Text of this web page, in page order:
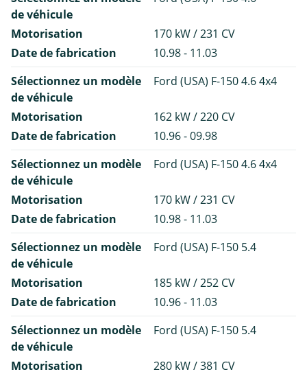
de véhicule
Motorisation
170 kW / 231 CV
Date de fabrication
10.98 - 11.03
Sélectionnez un modèle
de véhicule
Ford (USA) F-150 4.6 4x4
Motorisation
162 kW / 220 CV
Date de fabrication
10.96 - 09.98
Sélectionnez un modèle
de véhicule
Ford (USA) F-150 4.6 4x4
Motorisation
170 kW / 231 CV
Date de fabrication
10.98 - 11.03
Sélectionnez un modèle
de véhicule
Ford (USA) F-150 5.4
Motorisation
185 kW / 252 CV
Date de fabrication
10.96 - 11.03
Sélectionnez un modèle
de véhicule
Ford (USA) F-150 5.4
Motorisation
280 kW / 381 CV